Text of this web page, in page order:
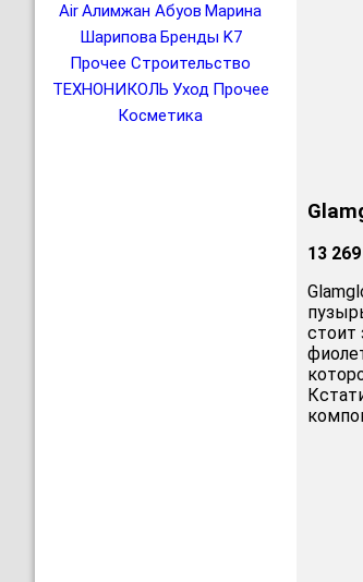
AirАлимжан Абуов Марина
Шарипова Бренды K7
Прочее Строительство
ТЕХНОНИКОЛЬ Уход Прочее
Косметика
13
стоит